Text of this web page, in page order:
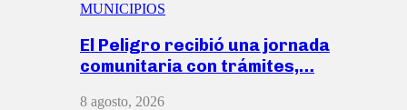
MUNICIPIOS
El Peligro recibió una jornada
comunitaria con trámites,…
8 agosto, 2026